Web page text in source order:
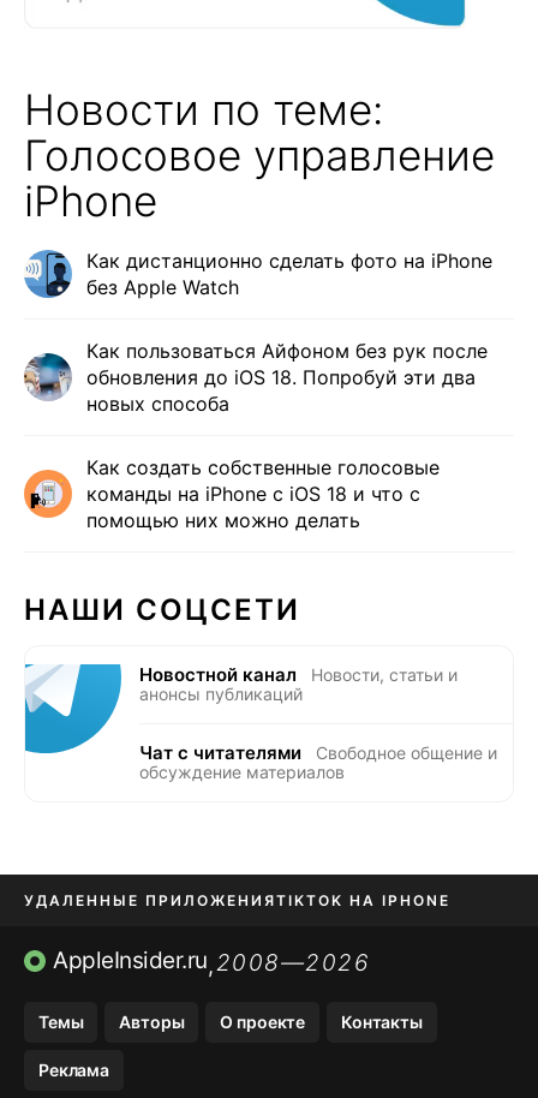
Новости по теме:
Голосовое управление
iPhone
Как дистанционно сделать фото на iPhone
без Apple Watch
Как пользоваться Айфоном без рук после
обновления до iOS 18. Попробуй эти два
новых способа
Как создать собственные голосовые
команды на iPhone с iOS 18 и что с
помощью них можно делать
НАШИ СОЦСЕТИ
Новостной канал
Новости, статьи и
анонсы публикаций
Чат с читателями
Свободное общение и
обсуждение материалов
УДАЛЕННЫЕ ПРИЛОЖЕНИЯTIKTOK НА IPHONE
ПРИЛОЖЕНИЯ БЕЗ APP STORE
AppleInsider.ru,2008—2026
Темы Авторы О проекте Контакты
Реклама